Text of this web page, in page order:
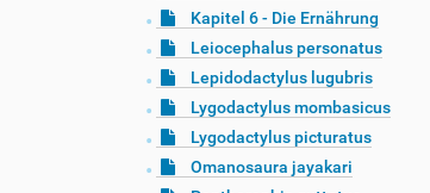
Kapitel 6 - Die Ernährung
Leiocephalus personatus
Lepidodactylus lugubris
Lygodactylus mombasicus
Lygodactylus picturatus
Omanosaura jayakari